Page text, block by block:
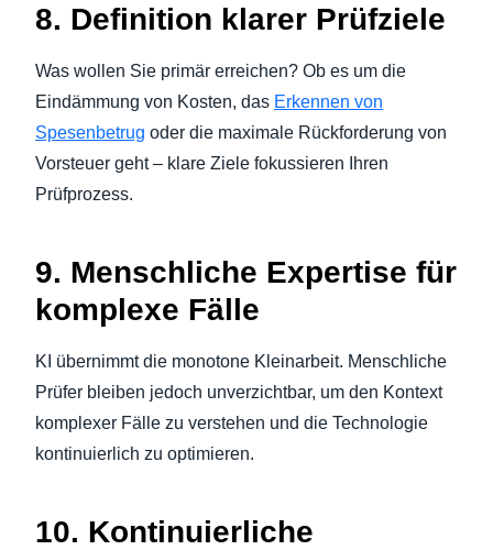
8. Definition klarer Prüfziele
Was wollen Sie primär erreichen? Ob es um die
Eindämmung von Kosten, das Erkennen von
Spesenbetrug oder die maximale Rückforderung von
Vorsteuer geht – klare Ziele fokussieren Ihren
Prüfprozess.
9. Menschliche Expertise für
komplexe Fälle
KI übernimmt die monotone Kleinarbeit. Menschliche
Prüfer bleiben jedoch unverzichtbar, um den Kontext
komplexer Fälle zu verstehen und die Technologie
kontinuierlich zu optimieren.
10. Kontinuierliche